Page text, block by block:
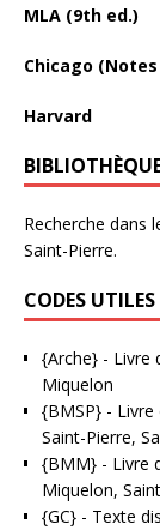
MLA (9th ed.)
Chicago
Harvard
Recherche dans
Saint-Pierre.
CODES UTILES
{Arche} - Livre
Miquelon
{BMSP} - Livre
Saint-Pierre,
{BMM} - Livre
Miquelon,
{GC} - Texte